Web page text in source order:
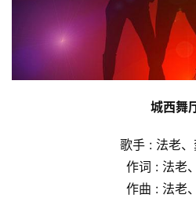
城西舞
歌手 : 法老
作词 : 法老
作曲 : 法老